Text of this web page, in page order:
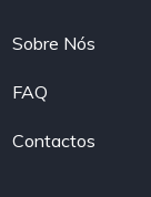
Sobre Nós
FAQ
Contactos